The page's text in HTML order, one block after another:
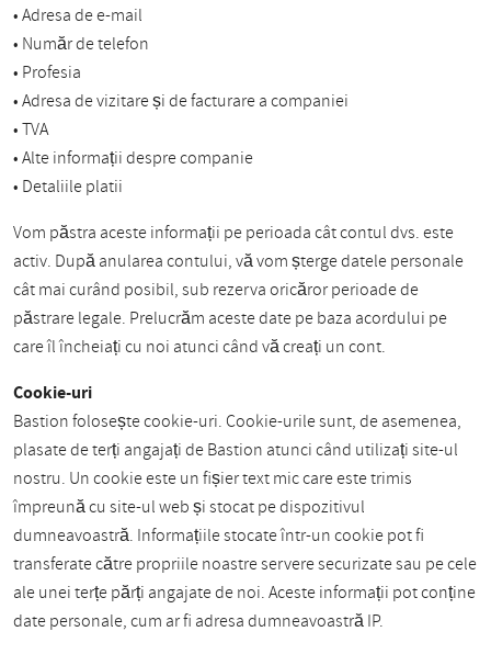
• Adresa de e-mail
• Număr de telefon
• Profesia
• Adresa de vizitare și de facturare a companiei
• TVA
• Alte informații despre companie
• Detaliile platii
Vom păstra aceste informații pe perioada cât contul dvs. este
activ. După anularea contului, vă vom șterge datele personale
cât mai curând posibil, sub rezerva oricăror perioade de
păstrare legale. Prelucrăm aceste date pe baza acordului pe
care îl încheiați cu noi atunci când vă creați un cont.
Cookie-uri
Bastion folosește cookie-uri. Cookie-urile sunt, de asemenea,
plasate de terți angajați de Bastion atunci când utilizați site-ul
nostru. Un cookie este un fișier text mic care este trimis
împreună cu site-ul web și stocat pe dispozitivul
dumneavoastră. Informațiile stocate într-un cookie pot fi
transferate către propriile noastre servere securizate sau pe cele
ale unei terțe părți angajate de noi. Aceste informații pot conține
date personale, cum ar fi adresa dumneavoastră IP.